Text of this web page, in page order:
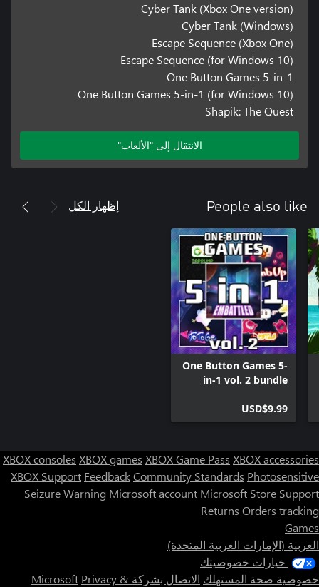
Cyber Tank (Xbox One version)
Cyber Tank (Windows)
Escape Sequence (Xbox One)
Escape Sequence (for Windows 10)
One Button Games 5-in-1
One Button Games 5-in-1 (for Windows 10)
Shapik: The Quest
الانتقال إلى "الألعاب"
People also like إظهار الكل
One Button Games 5-
in-1 vol. 2 bundle
USD$9.99
XBOX consoles XBOX games XBOX Game Pass XBOX accessories
XBOX Support FeedbackCommunity Standards Photosensitive
Seizure Warning Microsoft account Microsoft Store Support
Returns Orders tracking
Games
العربية (الإمارات العربية المتحدة)
خيارات خصوصيتك
خصوصية صحة المستهلك الاتصال بشركة Microsoft Privacy &